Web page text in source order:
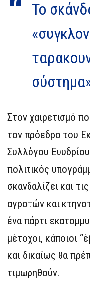
Το
Στον χαιρετισμό
τον πρόεδρο του
Συλλόγου
πολιτικός
σκανδαλίζει και
αγροτών και
ένα πάρτι
μέτοχοι, κάποιοι
και δικαίως θα
τιμωρηθούν.